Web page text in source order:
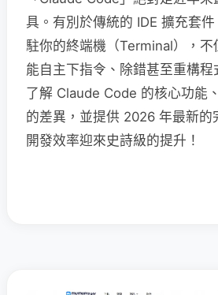
具。有別於傳統的 IDE 擴充套
駐你的終端機（Terminal），不
能自主下指令、除錯甚至重構
了解 Claude Code 的核心功能
的差異，並提供 2026 年最新的
開發效率迎來史詩級的提升！